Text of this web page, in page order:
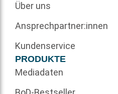
Über uns
Ansprechpartner:innen
Kundenservice
PRODUKTE
Mediadaten